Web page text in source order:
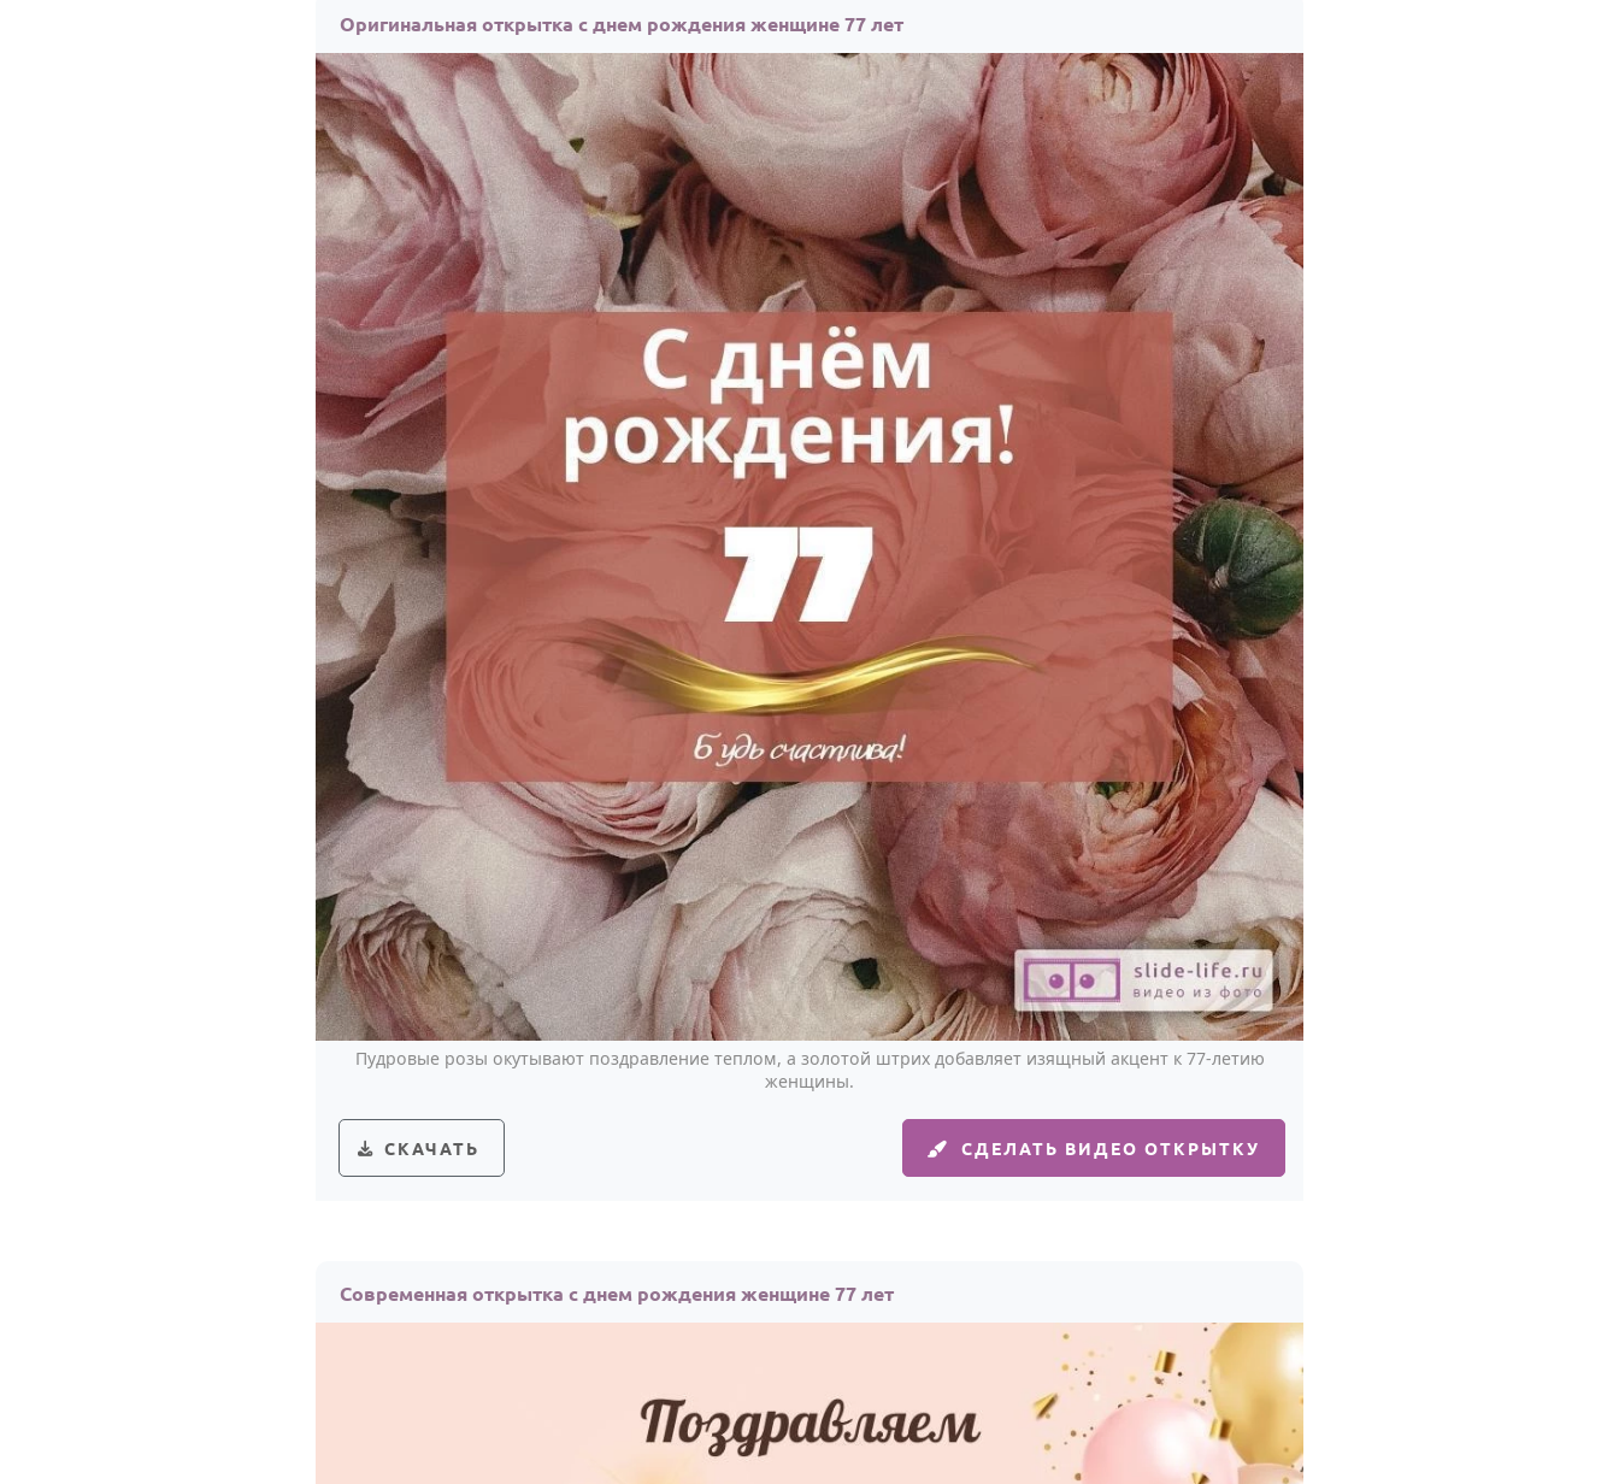
Оригинальная открытка с днем рождения женщине 77 лет
Пудровые розы окутывают поздравление теплом, а золотой штрих добавляет изящный акцент к 77-летию
женщины.
СКАЧАТЬ СДЕЛАТЬ ВИДЕО ОТКРЫТКУ
Современная открытка с днем рождения женщине 77 лет